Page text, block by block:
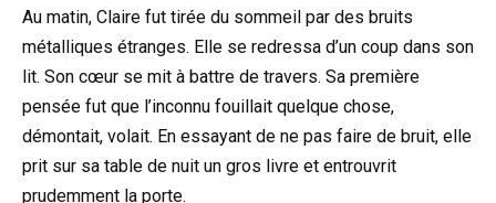
Au matin, Claire fut tirée du sommeil par des bruits
métalliques étranges. Elle se redressa d’un coup dans son
lit. Son cœur se mit à battre de travers. Sa première
pensée fut que l’inconnu fouillait quelque chose,
démontait, volait. En essayant de ne pas faire de bruit, elle
prit sur sa table de nuit un gros livre et entrouvrit
prudemment la porte.